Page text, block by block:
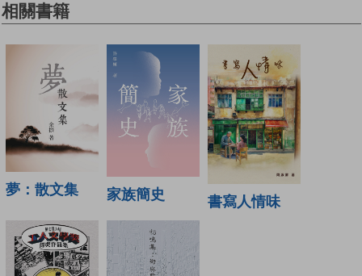
相關書籍
夢：散文集 家族簡史 書寫人情味